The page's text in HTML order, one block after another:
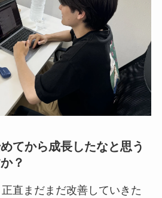
てから成長したなと思う
？
直まだまだ改善していきた